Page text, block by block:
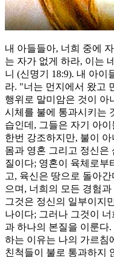
내 아들들아, 너희 중에
는 자가 없게 하라, 이는
니 (신명기 18:9). 내 아
라. "너는 먼지에서 왔고
행위로 말미암은 것이 아
시체를 불에 통과시키는
습인데, 그들은 자기 아
한번 강조하지만, 불이
몸과 영혼 그리고 정신은
질이다; 영혼이 육체로부
고, 육신은 땅으로 돌아
으며, 너희의 모든 경험
그것은 정신의 일부이지
나이다; 그러나 그것이
과 하나의 본질을 이룬다
하는 이유는 나의 가르침
친척들이 불로 통과하지